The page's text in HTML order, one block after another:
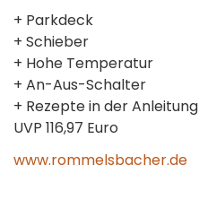
+ Parkdeck
+ Schieber
+ Hohe Temperatur
+ An-Aus-Schalter
+ Rezepte in der Anleitung
UVP 116,97 Euro
www.rommelsbacher.de